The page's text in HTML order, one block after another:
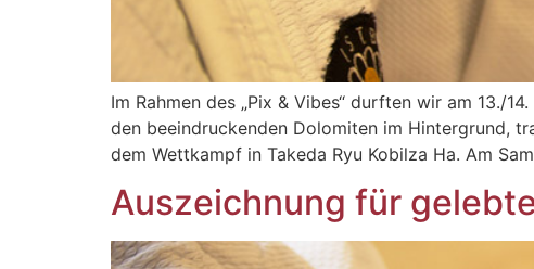
Im Rahmen des „Pix & Vibes“ durften wir am 13./
den beeindruckenden Dolomiten im Hintergrund,
dem Wettkampf in Takeda Ryu Kobilza Ha. Am
Auszeichnung für